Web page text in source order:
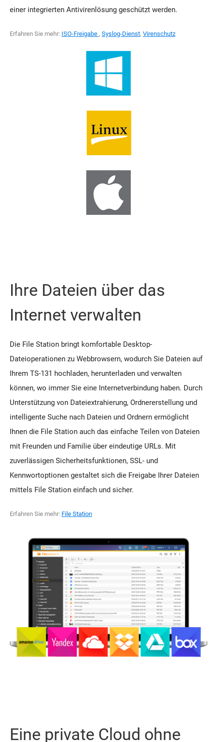
einer integrierten Antivirenlösung geschützt werden.
Erfahren Sie mehr: ISO-Freigabe , Syslog-Dienst, Virenschutz
Ihre Dateien über das
Internet verwalten
Die File Station bringt komfortable Desktop-
Dateioperationen zu Webbrowsern, wodurch Sie Dateien auf
Ihrem TS-131 hochladen, herunterladen und verwalten
können, wo immer Sie eine Internetverbindung haben. Durch
Unterstützung von Dateiextrahierung, Ordnererstellung und
intelligente Suche nach Dateien und Ordnern ermöglicht
Ihnen die File Station auch das einfache Teilen von Dateien
mit Freunden und Familie über eindeutige URLs. Mit
zuverlässigen Sicherheitsfunktionen, SSL- und
Kennwortoptionen gestaltet sich die Freigabe Ihrer Dateien
mittels File Station einfach und sicher.
Erfahren Sie mehr: File Station
Eine private Cloud ohne